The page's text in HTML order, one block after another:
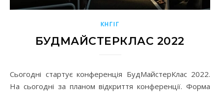
КНГІГ
БУДМАЙСТЕРКЛАС 2022
Сьогодні стартує конференція БудМайстерКлас 2022.
На сьогодні за планом відкриття конференції. Форма